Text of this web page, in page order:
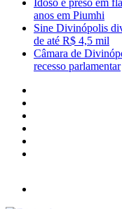
Idoso é preso em
anos em Piumhi
Sine Divinópolis
de até R$ 4,5 mil
Câmara de
recesso parlamentar